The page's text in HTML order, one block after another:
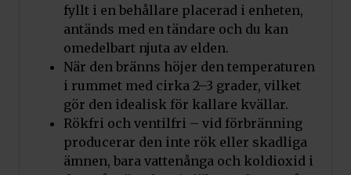
Kratki Dekorativa Stenar
Pris:120kr
Art.nr. DECO/KAMYKI
Lägg till i varukorg
Kratki Dekorativa
Stenbarkstenar
fyllt i en behållare placerad i enheten,
antänds med en tändare och du kan
omedelbart njuta av elden.
När den bränns höjer den temperaturen
i rummet med cirka 2–3 grader, vilket
gör den idealisk för kallare kvällar.
Rökfri och ventilfri – vid förbränning
producerar den inte rök eller skadliga
ämnen, bara vattenånga och koldioxid i